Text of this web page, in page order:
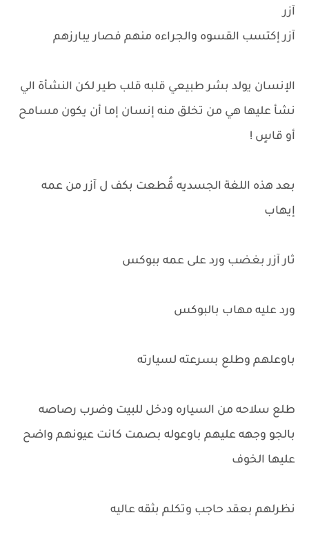
آزر
آزر إكتسب القسوه والجراءه منهم فصار يبارزهم
الإنسان يولد بشر طبيعي قلبه قلب طير لكن النشأة الي
نشأ عليها هي من تخلق منه إنسان إما أن يكون مسامح
أو قاسٍ !
بعد هذه اللغة الجسديه قُطعت بكف ل آزر من عمه
إيهاب
ثار آزر بغضب ورد على عمه ببوكس
ورد عليه مهاب بالبوكس
باوعلهم وطلع بسرعته لسيارته
طلع سلاحه من السياره ودخل للبيت وضرب رصاصه
بالجو وجهه عليهم باوعوله بصمت كانت عيونهم واضح
عليها الخوف
نظرلهم بعقد حاجب وتكلم بثقه عاليه